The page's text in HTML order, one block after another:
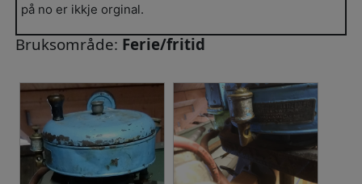
på no er ikkje orginal.
Bruksområde: Ferie/fritid